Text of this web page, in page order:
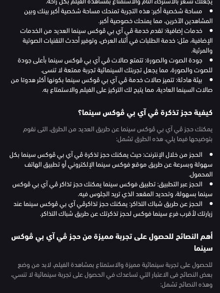
مساحة شخصية أكبر: هذه التجربة تمنحك مساحة شخصية أكبر بينك وبين
المشاهدين الآخرين، مما يمنحك خصوصية أكبر.
خدمات إضافية: تقدم خدمة ڤي آي بي ڤوكس سينما العديد من الخدمات
الإضافية، مثل: خدمة الطلبات في أثناء العرض، وتوفير أحدث التقنيات الصوتية
والمرئية.
جودة الصوت والصورة: تتمتع صالات ڤي آي بي ڤوكس سينما بأعلى جودة
للصوت والصورة، مما يجعل تجربتك السينمائية تجربة ممتعة لا تنسى.
بيئة هادئة: تتميز صالات خدمة ڤي آي بي ڤوكس سينما بكونها أكثر هدوءًا من
صالات السينما العادية، مما يتيح لك التركيز على الفيلم والاستمتاع به.
كيفية حجز تذكرة ڤي آي بي ڤوكس سينما؟
يمكنك حجز ڤي آي بي ڤوكس سينما عن طريق العديد من الطرق، التى نقوم
بتوضيحها فيما يلي، هذه الطرق تشمل:
الحجز من خلال الإنترنت: حيث يمكنك حجز تذكرة ڤي آي بي ڤوكس سينما بكل
سهولة وبسرعة عن طريق موقع فوكس سينما الإلكتروني أو تطبيق الهاتف
المحمول.
الحجز عبر التطبيق: تطبيق فوكس سينما يمكنك حجز تذاكر ڤي آي بي ڤوكس
سينما بسهولة، وتحديد المقعد الذي تريد الجلوس فيه.
الحجز عن طريق شباك التذاكر: يمكنك حجز تذاكرڤي آي بي ڤوكس سينما عند
زيارتك لأقرب فرع سينما فوكس لحجز تذكرتك عن طريق شباك التذاكر.
أهم النصائح للحصول على تجربة مميزة من حجز ڤي آي بي ڤوكس
سينما
للحصول على تجربة سينمائية مميزة والاستمتاع بمشاهدة الفيلم، لابد من وضع
بعض النصائح فى الاعتبار التي تساعدك في الحصول على تجربة سينمائية لا تنسي،
وهذه النصائح تشمل: